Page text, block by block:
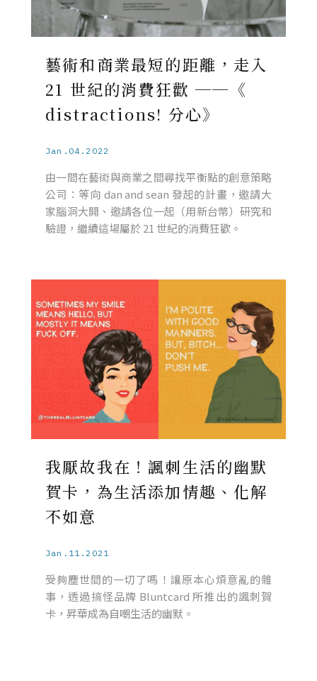
藝術和商業最短的距離，走入
21 世紀的消費狂歡 ──《
distractions! 分心》
Jan.04.2022
由一間在藝術與商業之間尋找平衡點的創意策略
公司：等向 dan and sean 發起的計畫，邀請大
家腦洞大開、邀請各位一起（用新台幣）研究和
驗證，繼續這場屬於 21 世紀的消費狂歡。
我厭故我在！諷刺生活的幽默
賀卡，為生活添加情趣、化解
不如意
Jan.11.2021
受夠塵世間的一切了嗎！讓原本心煩意亂的雜
事，透過搞怪品牌 Bluntcard 所推出的諷刺賀
卡，昇華成為自嘲生活的幽默。